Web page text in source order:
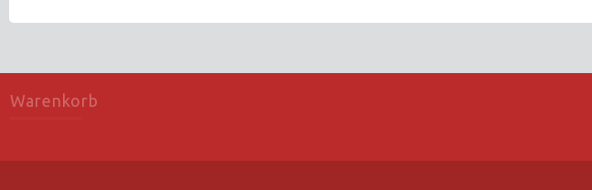
Warenkorb